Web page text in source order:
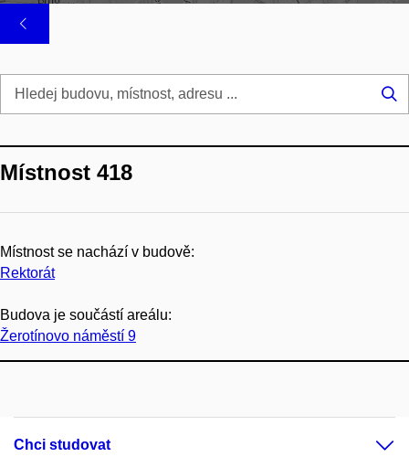
Místnost 418
Místnost se nachází v budově:
Rektorát
Budova je součástí areálu:
Žerotínovo náměstí 9
Chci studovat